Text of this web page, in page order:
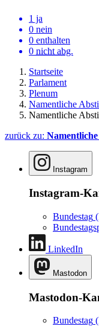
1 ja
0 nein
0 enthalten
0 nicht abg.
Startseite
Parlament
Plenum
Namentliche
Namentliche
zurück zu:
Instagram
Instagram-
Bundestag
LinkedIn
Mastodon
Mastodon-
Bundestag